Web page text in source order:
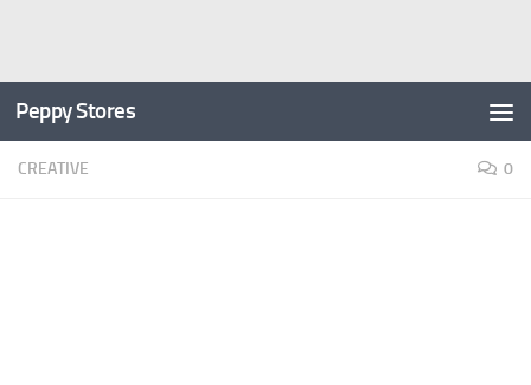
Peppy Stores
CREATIVE 0